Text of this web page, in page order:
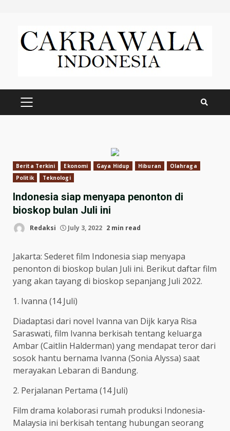
content
PRIMARY
Berita Terkini Ekonomi Gaya Hidup Hiburan
Olahraga
Politik
Teknologi
Indonesia siap menyapa penonton di
bioskop bulan Juli ini
Redaksi July 3, 2022 2 min read
Jakarta: Sederet film Indonesia siap menyapa
penonton di bioskop bulan Juli ini. Berikut daftar film
yang akan tayang di bioskop sepanjang Juli 2022.
1. Ivanna (14 Juli)
Diadaptasi dari novel Ivanna van Dijk karya Risa
Saraswati, film Ivanna berkisah tentang keluarga
Ambar (Caitlin Halderman) yang mendapat teror dari
sosok hantu bernama Ivanna (Sonia Alyssa) saat
merayakan Lebaran di Bandung.
2. Perjalanan Pertama (14 Juli)
Film drama kolaborasi rumah produksi Indonesia-
Malaysia ini berkisah tentang hubungan seorang